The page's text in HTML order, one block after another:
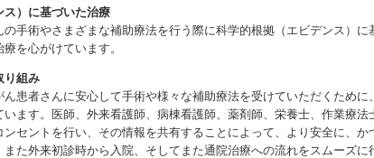
ス）に基づいた治療
の手術やさまざまな補助療法を行う際に科学的根拠（エビデンス）に
を心がけています。
り組み
ん患者さんに安心して手術や様々な補助療法を受けていただくために
ます。医師、外来看護師、病棟看護師、薬剤師、栄養士、作業療法
セントを行い、その情報を共有することによって、より安全に、か
また外来初診時から入院、そしてまた通院治療への流れをスムーズに